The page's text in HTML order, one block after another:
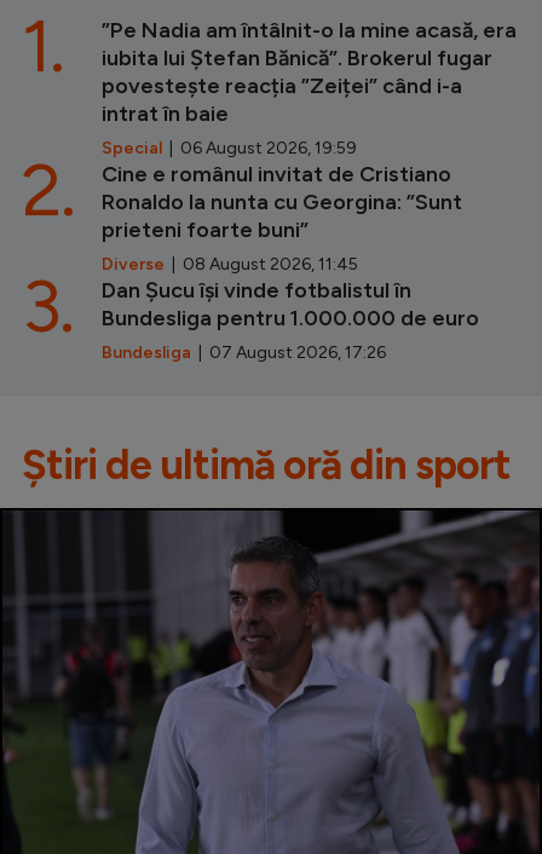
”Pe Nadia am întâlnit-o la mine acasă, era
iubita lui Ștefan Bănică”. Brokerul fugar
povestește reacția ”Zeiței” când i-a
intrat în baie
Special | 06 August 2026, 19:59
1.
Cine e românul invitat de Cristiano
Ronaldo la nunta cu Georgina: ”Sunt
prieteni foarte buni”
Diverse | 08 August 2026, 11:45
2.
Dan Șucu își vinde fotbalistul în
Bundesliga pentru 1.000.000 de euro
Bundesliga | 07 August 2026, 17:26
3.
Știri de ultimă oră din sport